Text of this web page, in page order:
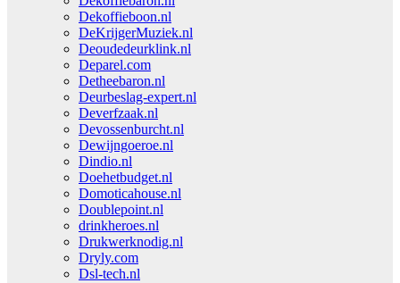
Dekoffieboon.nl
DeKrijgerMuziek.nl
Deoudedeurklink.nl
Deparel.com
Detheebaron.nl
Deurbeslag-expert.nl
Deverfzaak.nl
Devossenburcht.nl
Dewijngoeroe.nl
Dindio.nl
Doehetbudget.nl
Domoticahouse.nl
Doublepoint.nl
drinkheroes.nl
Drukwerknodig.nl
Dryly.com
Dsl-tech.nl